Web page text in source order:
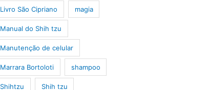
Livro São Cipriano magia
Manual do Shih tzu
Manutenção de celular
Marrara Bortoloti shampoo
Shihtzu Shih tzu